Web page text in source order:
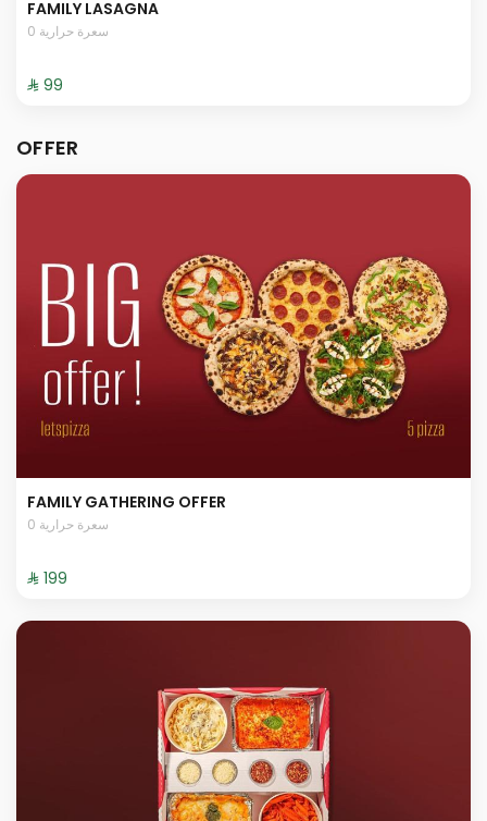
FAMILY LASAGNA
0 سعرة حرارية
⁨⁦‪‬ 99⁩
OFFER
FAMILY GATHERING OFFER
0 سعرة حرارية
⁨⁦‪‬ 199⁩